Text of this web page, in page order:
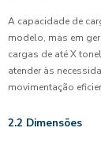
A capacidade de
modelo, mas em
cargas de até X
atender às
movimentação
2.2 Dimensões